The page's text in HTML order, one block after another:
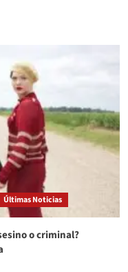
Últimas Noticias
o criminal?